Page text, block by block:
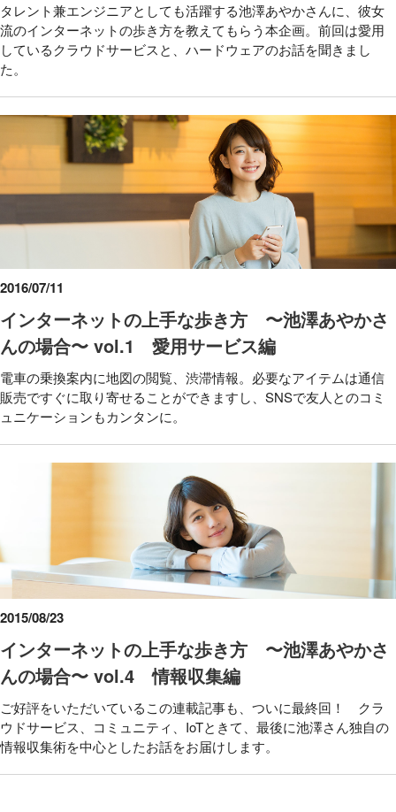
タレント兼エンジニアとしても活躍する池澤あやかさんに、彼女
流のインターネットの歩き方を教えてもらう本企画。前回は愛用
しているクラウドサービスと、ハードウェアのお話を聞きまし
た。
インターネットの上手な歩き方 〜池澤あやかさ
んの場合〜 vol.1 愛用サービス編
2016/07/11
電車の乗換案内に地図の閲覧、渋滞情報。必要なアイテムは通信
販売ですぐに取り寄せることができますし、SNSで友人とのコミ
ュニケーションもカンタンに。
インターネットの上手な歩き方 〜池澤あやかさ
んの場合〜 vol.4 情報収集編
2015/08/23
ご好評をいただいているこの連載記事も、ついに最終回！ クラ
ウドサービス、コミュニティ、IoTときて、最後に池澤さん独自の
情報収集術を中心としたお話をお届けします。